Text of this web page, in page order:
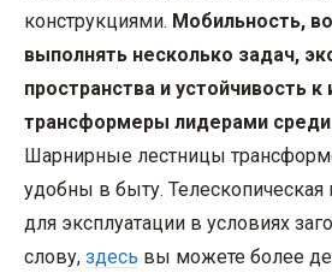
конструкциями. Мобильность,
выполнять несколько задач,
пространства и устойчивость
трансформеры лидерами
Шарнирные лестницы
удобны в быту. Телескопическая
для эксплуатации в условиях
слову, здесь вы можете более